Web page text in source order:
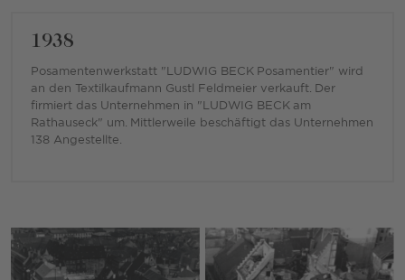
1938
Posamentenwerkstatt "LUDWIG BECK Posamentier" wird
an den Textilkaufmann Gustl Feldmeier verkauft. Der
firmiert das Unternehmen in "LUDWIG BECK am
Rathauseck" um. Mittlerweile beschäftigt das Unternehmen
138 Angestellte.